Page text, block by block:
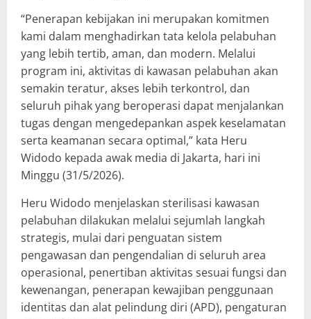
“Penerapan kebijakan ini merupakan komitmen
kami dalam menghadirkan tata kelola pelabuhan
yang lebih tertib, aman, dan modern. Melalui
program ini, aktivitas di kawasan pelabuhan akan
semakin teratur, akses lebih terkontrol, dan
seluruh pihak yang beroperasi dapat menjalankan
tugas dengan mengedepankan aspek keselamatan
serta keamanan secara optimal,” kata Heru
Widodo kepada awak media di Jakarta, hari ini
Minggu (31/5/2026).
Heru Widodo menjelaskan sterilisasi kawasan
pelabuhan dilakukan melalui sejumlah langkah
strategis, mulai dari penguatan sistem
pengawasan dan pengendalian di seluruh area
operasional, penertiban aktivitas sesuai fungsi dan
kewenangan, penerapan kewajiban penggunaan
identitas dan alat pelindung diri (APD), pengaturan